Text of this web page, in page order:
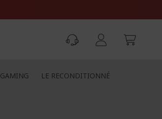
GAMING LE RECONDITIONNÉ